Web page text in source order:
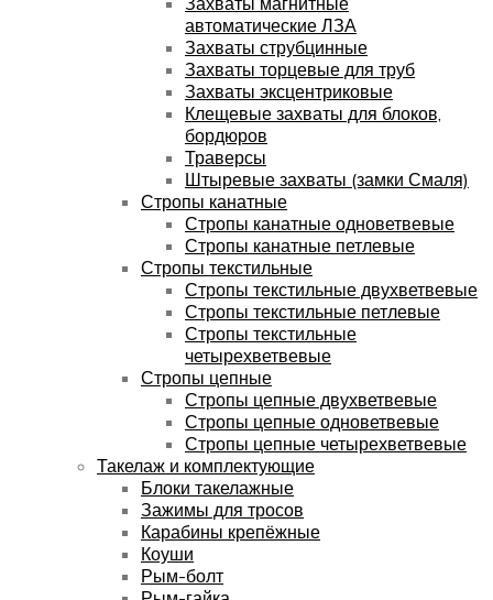
автоматические ЛЗА
Захваты струбцинные
Захваты торцевые для труб
Захваты эксцентриковые
Клещевые захваты для блоков,
бордюров
Траверсы
Штыревые захваты (замки Смаля)
Стропы канатные
Стропы канатные одноветвевые
Стропы канатные петлевые
Стропы текстильные
Стропы текстильные двухветвевые
Стропы текстильные петлевые
Стропы текстильные
четырехветвевые
Стропы цепные
Стропы цепные двухветвевые
Стропы цепные одноветвевые
Стропы цепные четырехветвевые
Такелаж и комплектующие
Блоки такелажные
Зажимы для тросов
Карабины крепёжные
Коуши
Рым-болт